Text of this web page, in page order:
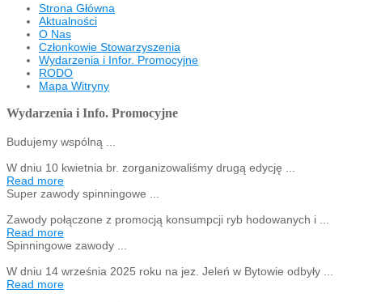
Strona Główna
Aktualności
O Nas
Członkowie Stowarzyszenia
Wydarzenia i Infor. Promocyjne
RODO
Mapa Witryny
Wydarzenia i Info. Promocyjne
Budujemy wspólną ...
W dniu 10 kwietnia br. zorganizowaliśmy drugą edycję ...
Read more
Super zawody spinningowe ...
Zawody połączone z promocją konsumpcji ryb hodowanych i ...
Read more
Spinningowe zawody ...
W dniu 14 września 2025 roku na jez. Jeleń w Bytowie odbyły ...
Read more